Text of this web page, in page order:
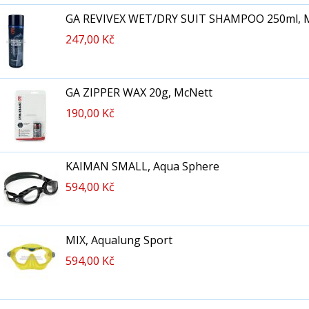
GA REVIVEX WET/DRY SUIT SHAMPOO 250ml,
247,00 Kč
GA ZIPPER WAX 20g, McNett
190,00 Kč
KAIMAN SMALL, Aqua Sphere
594,00 Kč
MIX, Aqualung Sport
594,00 Kč